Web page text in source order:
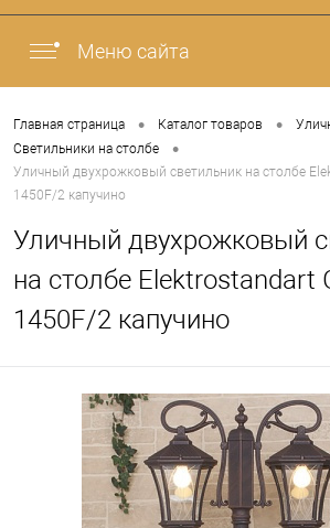
Меню сайта
Главная страница • Каталог товаров •
Светильники на столбе •
Уличный двухрожковый светильник на столбе
1450F/2 капучино
Уличный двухрожковый
на столбе Elektrostandart
1450F/2 капучино